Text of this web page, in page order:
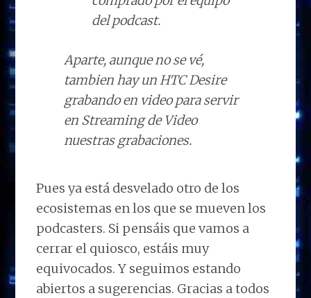
del podcast.
Aparte, aunque no se vé,
tambien hay un HTC Desire
grabando en video para servir
en Streaming de Video
nuestras grabaciones.
Pues ya está desvelado otro de los
ecosistemas en los que se mueven los
podcasters. Si pensáis que vamos a
cerrar el quiosco, estáis muy
equivocados. Y seguimos estando
abiertos a sugerencias. Gracias a todos